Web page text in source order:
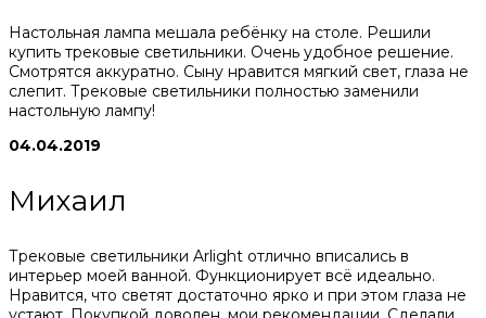
Настольная лампа мешала ребёнку на столе. Решили
купить трековые светильники. Очень удобное решение.
Смотрятся аккуратно. Сыну нравится мягкий свет, глаза не
слепит. Трековые светильники полностью заменили
настольную лампу!
04.04.2019
Михаил
Трековые светильники Arlight отлично вписались в
интерьер моей ванной. Функционирует всё идеально.
Нравится, что светят достаточно ярко и при этом глаза не